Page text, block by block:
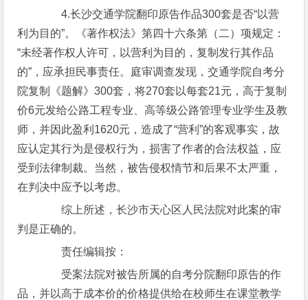
4.长沙交通学院翻印原告作品300套是否“以营
利为目的”。《著作权法》第四十六条第（二）项规定：
“未经著作权人许可，以营利为目的，复制发行其作品
的”，应承担民事责任。庭审调查发现，交通学院自考分
院复制《题解》300套，将270套以每套21元，高于复制
价6元发给公路工程专业、高等级公路管理专业学生及教
师，并因此盈利1620元，造成了“营利”的客观事实，故
应认定其行为是侵权行为，损害了作者的合法权益，应
受到法律制裁。当然，被告侵权情节和后果不太严重，
在判决中应予以考虑。
综上所述，长沙市天心区人民法院对此案的审
判是正确的。
责任编辑按：
受案法院对被告所属的自考分院翻印原告的作
品，并以高于成本价的价格提供给在校师生在课堂教学